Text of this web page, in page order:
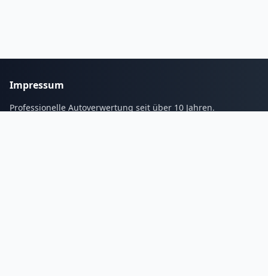
Impressum
Professionelle Autoverwertung seit über 10 Jahren.